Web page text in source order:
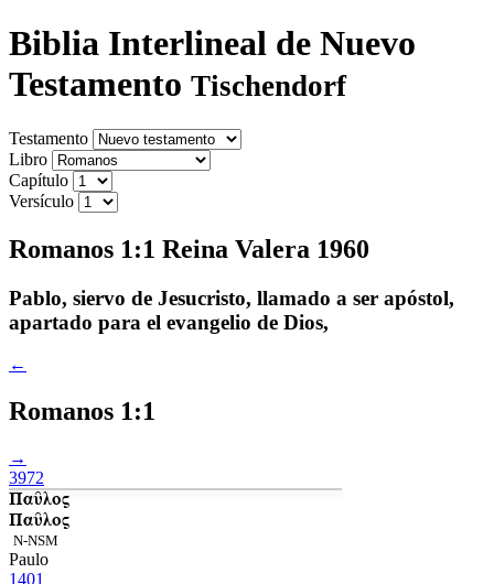
Biblia Interlineal de Nuevo
Testamento Tischendorf
Testamento
Libro
Capítulo
Versículo
Romanos 1:1 Reina Valera 1960
Pablo, siervo de Jesucristo, llamado a ser apóstol,
apartado para el evangelio de Dios,
←
Romanos 1:1
→
3972
Παῦλος
Παῦλος
N-NSM
Paulo
1401